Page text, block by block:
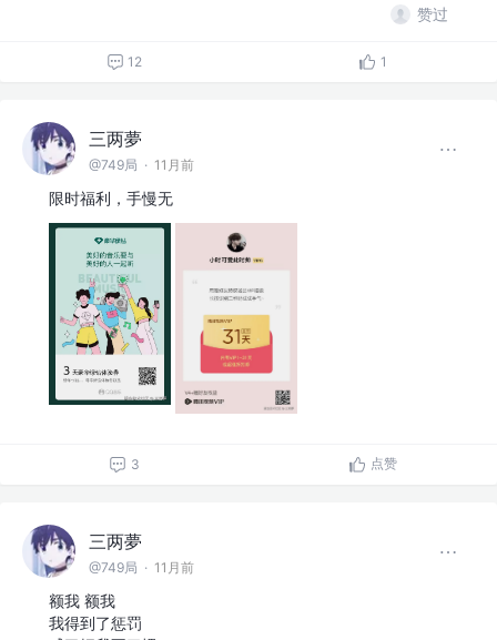
赞过
12 1
三两夢
@749局 · 11月前
限时福利，手慢无
3 点赞
三两夢
@749局 · 11月前
额我 额我
我得到了惩罚